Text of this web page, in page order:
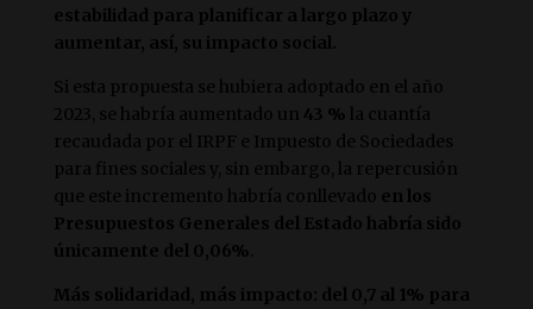
estabilidad para planificar a largo plazo y
aumentar, así, su impacto social.
Si esta propuesta se hubiera adoptado en el año
2023, se habría aumentado un 43 % la cuantía
recaudada por el IRPF e Impuesto de Sociedades
para fines sociales y, sin embargo, la repercusión
que este incremento habría conllevado en los
Presupuestos Generales del Estado habría sido
únicamente del 0,06%
Más solidaridad, más impacto: del 0,7 al 1% para